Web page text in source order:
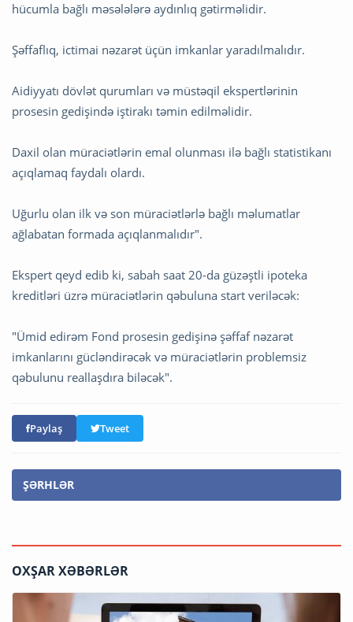
hücumla bağlı məsələlərə aydınlıq gətirməlidir.
Şəffaflıq, ictimai nəzarət üçün imkanlar yaradılmalıdır.
Aidiyyatı dövlət qurumları və müstəqil ekspertlərinin
prosesin gedişində iştirakı təmin edilməlidir.
Daxil olan müraciətlərin emal olunması ilə bağlı statistikanı
açıqlamaq faydalı olardı.
Uğurlu olan ilk və son müraciətlərlə bağlı məlumatlar
ağlabatan formada açıqlanmalıdır".
Ekspert qeyd edib ki, sabah saat 20-da güzəştli ipoteka
kreditləri üzrə müraciətlərin qəbuluna start veriləcək:
"Ümid edirəm Fond prosesin gedişinə şəffaf nəzarət
imkanlarını gücləndirəcək və müraciətlərin problemsiz
qəbulunu reallaşdıra biləcək".
Paylaş Tweet
ŞƏRHLƏR
OXŞAR XƏBƏRLƏR